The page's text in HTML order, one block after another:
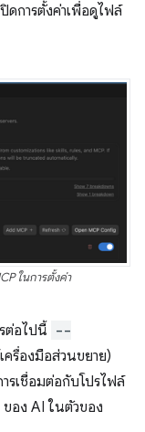
ดการตั้งค่าเพื่อดูไฟล์
ในการตั้งค่า
ต่อไปนี้ --
ครื่องมือส่วนขยาย)
รเชื่อมต่อกับโปรไฟล์
อง AI ในตัวของ